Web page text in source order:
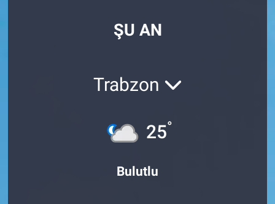
ŞU AN
Trabzon
25°
Bulutlu